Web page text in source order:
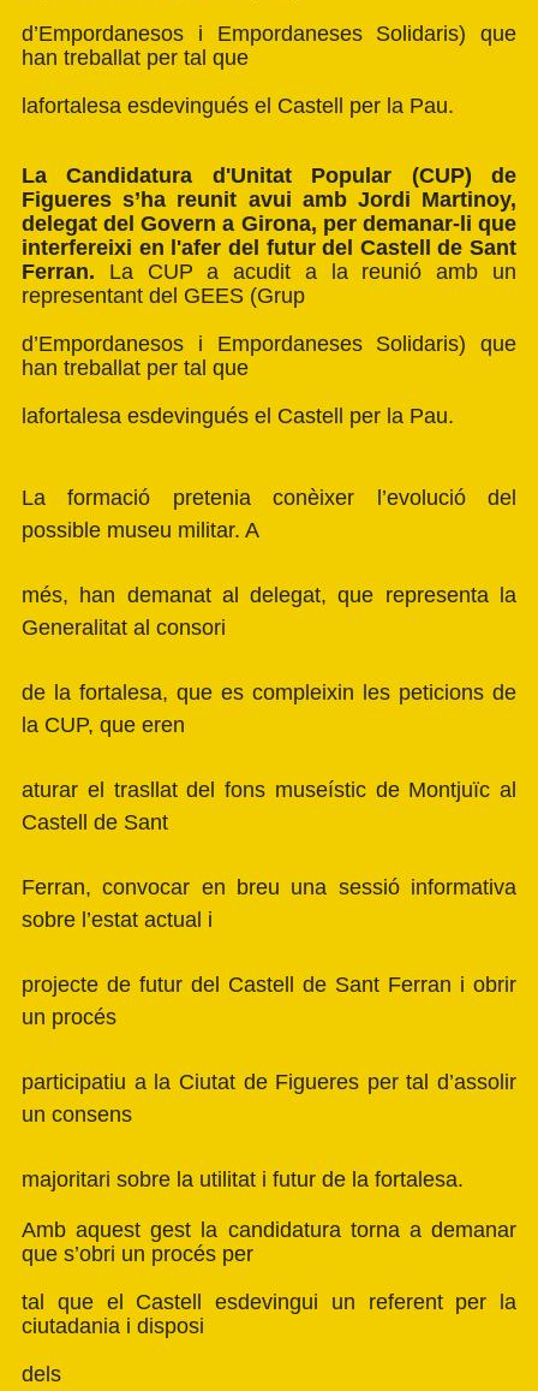
d’Empordanesos i Empordaneses Solidaris) que
han treballat per tal que
lafortalesa esdevingués el Castell per la Pau.
LaCandidatura d'Unitat Popular (CUP) de
Figueress’ha reunit avui amb Jordi Martinoy,
delegat del Govern a Girona, per demanar-li que
interfereixi en l'afer del futur del Castell de Sant
Ferran. La CUP a acudit a la reunió amb un
representant del GEES (Grup
d’Empordanesos i Empordaneses Solidaris) que
han treballat per tal que
lafortalesa esdevingués el Castell per la Pau.
La formació pretenia conèixer l’evolució del
possible museu militar. A
més, han demanat al delegat, que representa la
Generalitat al consori
de la fortalesa, que es compleixin les peticions de
la CUP, que eren
aturar el trasllat del fons museístic de Montjuïc al
Castell de Sant
Ferran, convocar en breu una sessió informativa
sobre l’estat actual i
projecte de futur del Castell de Sant Ferran i obrir
un procés
participatiu a la Ciutat de Figueres per tal d’assolir
un consens
majoritari sobre la utilitat i futur de la fortalesa.
Amb aquest gest la candidatura torna a demanar
que s’obri un procés per
tal que el Castell esdevingui un referent per la
ciutadania i disposi
dels